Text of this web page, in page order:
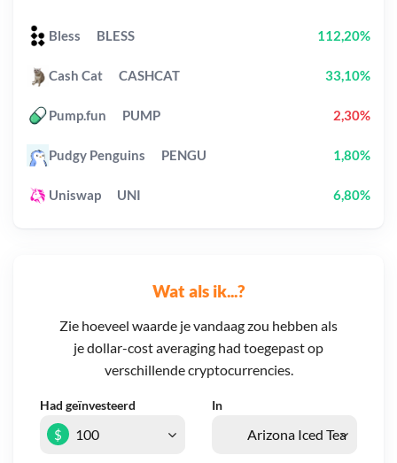
Wat als ik...?
Zie hoeveel waarde je vandaag zou hebben als
je dollar-cost averaging had toegepast op
verschillende cryptocurrencies.
Had geïnvesteerd In
$
Bless BLESS 112,20%
Cash Cat CASHCAT 33,10%
Pump.fun PUMP 2,30%
Pudgy Penguins PENGU 1,80%
Uniswap UNI 6,80%